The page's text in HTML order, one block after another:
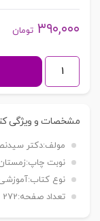
۳۹۰,۰۰۰ تومان
قراردادهای
EPC
صنعت
و
گاز
دکتر
مشخصات و ویژگی
مولف:دکتر
نوبت چاپ:زمستان
نوع کتاب:
تعداد صفحه:272